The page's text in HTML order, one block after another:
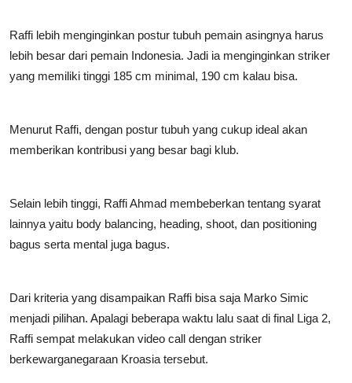
Raffi lebih menginginkan postur tubuh pemain asingnya harus
lebih besar dari pemain Indonesia. Jadi ia menginginkan striker
yang memiliki tinggi 185 cm minimal, 190 cm kalau bisa.
Menurut Raffi, dengan postur tubuh yang cukup ideal akan
memberikan kontribusi yang besar bagi klub.
Selain lebih tinggi, Raffi Ahmad membeberkan tentang syarat
lainnya yaitu body balancing, heading, shoot, dan positioning
bagus serta mental juga bagus.
Dari kriteria yang disampaikan Raffi bisa saja Marko Simic
menjadi pilihan. Apalagi beberapa waktu lalu saat di final Liga 2,
Raffi sempat melakukan video call dengan striker
berkewarganegaraan Kroasia tersebut.